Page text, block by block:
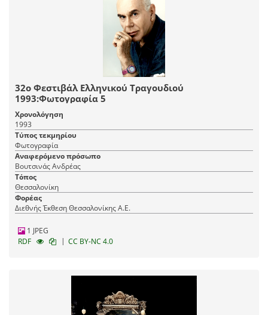
32ο Φεστιβάλ Ελληνικού Τραγουδιού
1993:Φωτογραφία 5
Χρονολόγηση
1993
Τύπος τεκμηρίου
Φωτογραφία
Αναφερόμενο πρόσωπο
Βουτσινάς Ανδρέας
Τόπος
Θεσσαλονίκη
Φορέας
Διεθνής Έκθεση Θεσσαλονίκης Α.Ε.
1 JPEG
RDF
| CC BY-NC 4.0